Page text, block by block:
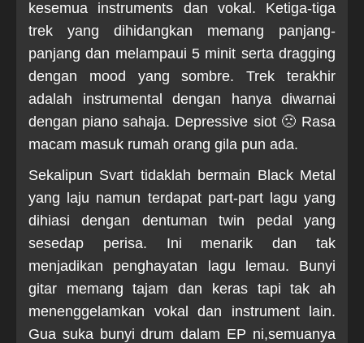
kesemua instruments dan vokal. Ketiga-tiga
trek yang dihidangkan memang panjang-
panjang dan melampaui 5 minit serta dragging
dengan mood yang sombre. Trek terakhir
adalah instrumental dengan hanya diwarnai
dengan piano sahaja. Depressive siot 🙁 Rasa
macam masuk rumah orang gila pun ada.
Sekalipun Svart tidaklah bermain Black Metal
yang laju namun terdapat part-part lagu yang
dihiasi dengan dentuman twin pedal yang
sesedap perisa. Ini menarik dan tak
menjadikan penghayatan lagu lemau. Bunyi
gitar memang tajam dan keras tapi tak ah
menenggelamkan vokal dan instrument lain.
Gua suka bunyi drum dalam EP ni,semuanya